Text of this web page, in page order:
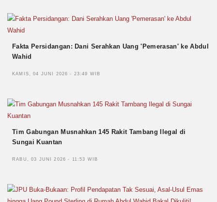
Fakta Persidangan: Dani Serahkan Uang 'Pemerasan' ke Abdul
Wahid
KAMIS, 04 JUNI 2026 - 23:49 WIB
Tim Gabungan Musnahkan 145 Rakit Tambang Ilegal di
Sungai Kuantan
RABU, 03 JUNI 2026 - 11:53 WIB